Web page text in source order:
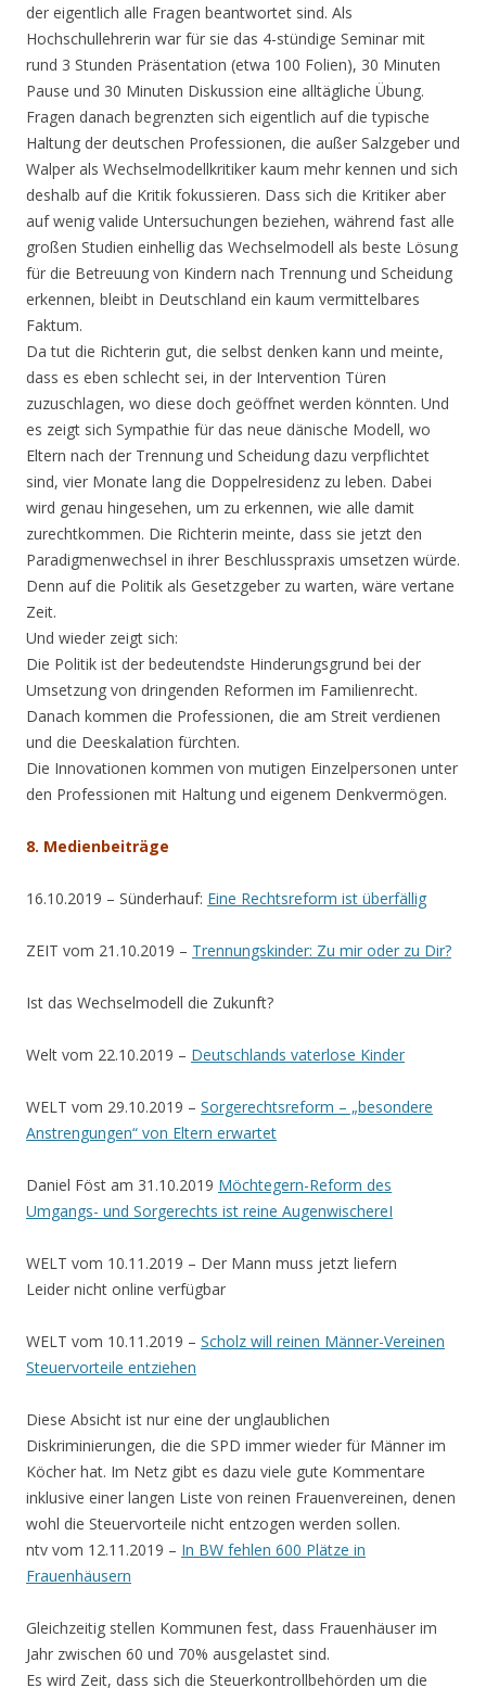
der eigentlich alle Fragen beantwortet sind. Als
Hochschullehrerin war für sie das 4-stündige Seminar mit
rund 3 Stunden Präsentation (etwa 100 Folien), 30 Minuten
Pause und 30 Minuten Diskussion eine alltägliche Übung.
Fragen danach begrenzten sich eigentlich auf die typische
Haltung der deutschen Professionen, die außer Salzgeber und
Walper als Wechselmodellkritiker kaum mehr kennen und sich
deshalb auf die Kritik fokussieren. Dass sich die Kritiker aber
auf wenig valide Untersuchungen beziehen, während fast alle
großen Studien einhellig das Wechselmodell als beste Lösung
für die Betreuung von Kindern nach Trennung und Scheidung
erkennen, bleibt in Deutschland ein kaum vermittelbares
Faktum.
Da tut die Richterin gut, die selbst denken kann und meinte,
dass es eben schlecht sei, in der Intervention Türen
zuzuschlagen, wo diese doch geöffnet werden könnten. Und
es zeigt sich Sympathie für das neue dänische Modell, wo
Eltern nach der Trennung und Scheidung dazu verpflichtet
sind, vier Monate lang die Doppelresidenz zu leben. Dabei
wird genau hingesehen, um zu erkennen, wie alle damit
zurechtkommen. Die Richterin meinte, dass sie jetzt den
Paradigmenwechsel in ihrer Beschlusspraxis umsetzen würde.
Denn auf die Politik als Gesetzgeber zu warten, wäre vertane
Zeit.
Und wieder zeigt sich:
Die Politik ist der bedeutendste Hinderungsgrund bei der
Umsetzung von dringenden Reformen im Familienrecht.
Danach kommen die Professionen, die am Streit verdienen
und die Deeskalation fürchten.
Die Innovationen kommen von mutigen Einzelpersonen unter
den Professionen mit Haltung und eigenem Denkvermögen.
8. Medienbeiträge
16.10.2019 – Sünderhauf: Eine Rechtsreform ist überfällig
ZEIT vom 21.10.2019 – Trennungskinder: Zu mir oder zu Dir?
Ist das Wechselmodell die Zukunft?
Welt vom 22.10.2019 – Deutschlands vaterlose Kinder
WELT vom 29.10.2019 – Sorgerechtsreform – „besondere
Anstrengungen“ von Eltern erwartet
Daniel Föst am 31.10.2019 Möchtegern-Reform des
Umgangs- und Sorgerechts ist reine AugenwischereI
WELT vom 10.11.2019 – Der Mann muss jetzt liefern
Leider nicht online verfügbar
WELT vom 10.11.2019 – Scholz will reinen Männer-Vereinen
Steuervorteile entziehen
Diese Absicht ist nur eine der unglaublichen
Diskriminierungen, die die SPD immer wieder für Männer im
Köcher hat. Im Netz gibt es dazu viele gute Kommentare
inklusive einer langen Liste von reinen Frauenvereinen, denen
wohl die Steuervorteile nicht entzogen werden sollen.
ntv vom 12.11.2019 – In BW fehlen 600 Plätze in
Frauenhäusern
Gleichzeitig stellen Kommunen fest, dass Frauenhäuser im
Jahr zwischen 60 und 70% ausgelastet sind.
Es wird Zeit, dass sich die Steuerkontrollbehörden um die